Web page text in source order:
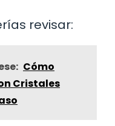
revisar:
Cómo
Cristales